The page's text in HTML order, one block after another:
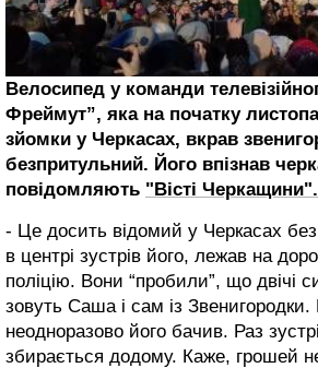
Велосипед у команди
Фреймут”, яка на початку
зйомки у Черкасах, вкрав
безпритульний. Його впізнав
повідомляють "Вісті Черкащини".
- Це досить відомий у Черкасах
в центрі зустрів його, лежав на
поліцію. Вони “пробили”, що двічі
зовуть Саша і сам із Звенигородки.
неодноразово його бачив. Раз
збирається додому. Каже, грошей